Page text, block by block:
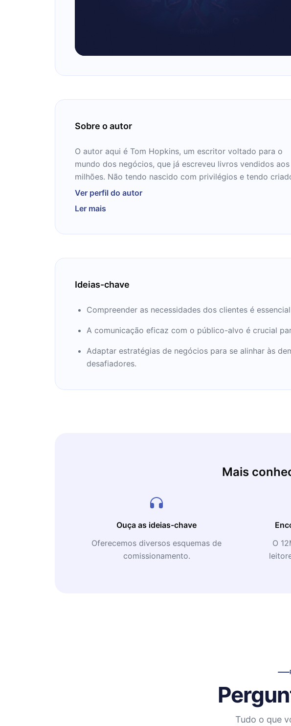
Sobre o autor
O autor aqui é Tom Hopkins, um escritor voltado para o
mundo dos negócios, que já escreveu livros vendidos aos
milhões. Não tendo nascido com privilégios e tendo
sua própria fortuna com as mãos e seu trabalho, Hopkins
Veja só o que ele tem a te ensinar.
Ver perfil do autor
Ler mais
Ideias-chave
Compreender as necessidades dos clientes é
A comunicação eficaz com o público-alvo é crucial
Adaptar estratégias de negócios para se alinhar às
desafiadores.
Mais
Ouça as ideias-chave
Oferecemos diversos esquemas de
comissionamento.
O
Tudo o que